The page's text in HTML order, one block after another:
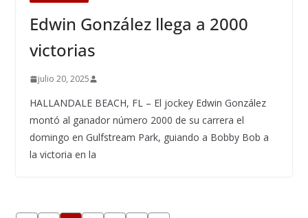
Edwin González llega a 2000
victorias
julio 20, 2025
HALLANDALE BEACH, FL – El jockey Edwin González
montó al ganador número 2000 de su carrera el
domingo en Gulfstream Park, guiando a Bobby Bob a
la victoria en la